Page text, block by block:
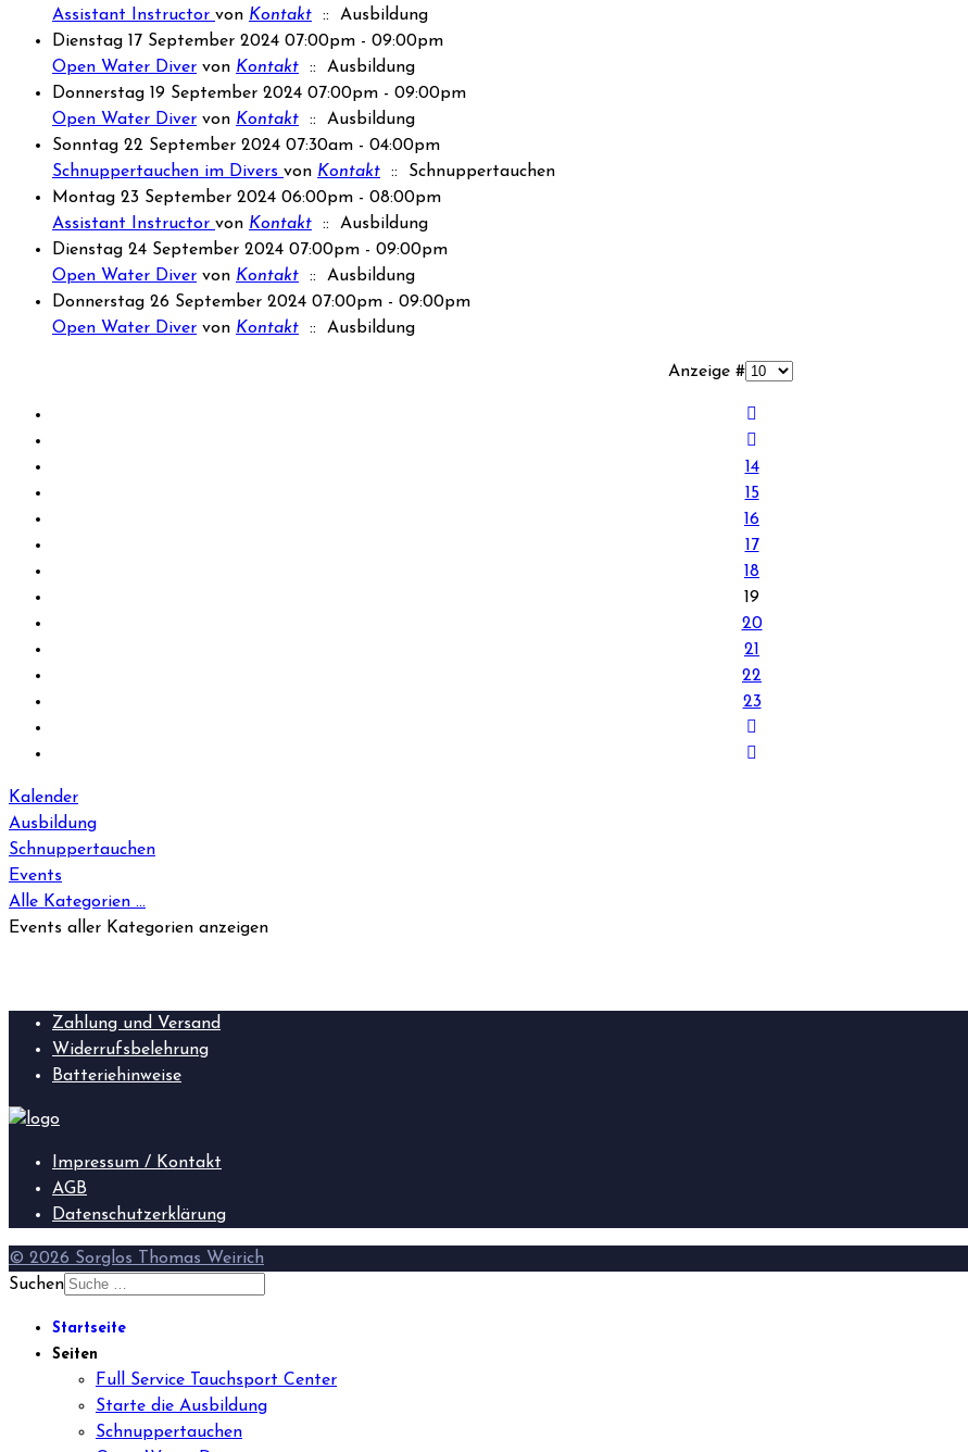
Assistant Instructor von Kontakt :: Ausbildung
Dienstag 17 September 2024 07:00pm - 09:00pm
Open Water Diver von Kontakt :: Ausbildung
Donnerstag 19 September 2024 07:00pm - 09:00pm
Open Water Diver von Kontakt :: Ausbildung
Sonntag 22 September 2024 07:30am - 04:00pm
Schnuppertauchen im Divers von Kontakt :: Schnuppertauchen
Montag 23 September 2024 06:00pm - 08:00pm
Assistant Instructor von Kontakt :: Ausbildung
Dienstag 24 September 2024 07:00pm - 09:00pm
Open Water Diver von Kontakt :: Ausbildung
Donnerstag 26 September 2024 07:00pm - 09:00pm
Open Water Diver von Kontakt :: Ausbildung
Anzeige #
14
15
16
17
18
19
20
21
22
23
Kalender
Ausbildung
Schnuppertauchen
Events
Alle Kategorien ...
Events aller Kategorien anzeigen
Zahlung und Versand
Widerrufsbelehrung
Batteriehinweise
Impressum / Kontakt
AGB
Datenschutzerklärung
© 2026 Sorglos Thomas Weirich
Suchen
Startseite
Seiten
Full Service Tauchsport Center
Starte die Ausbildung
Schnuppertauchen